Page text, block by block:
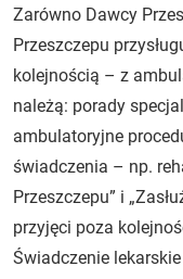
Zarówno Dawcy
Przeszczepu
kolejnością – z
należą: porady
ambulatoryjne
świadczenia – np.
Przeszczepu” i
przyjęci poza
Świadczenie